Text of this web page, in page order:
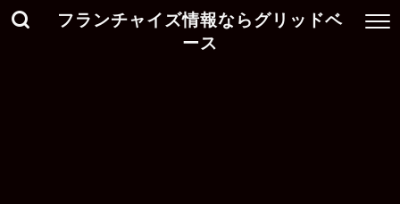
フランチャイズ情報ならグリッドベ
ース